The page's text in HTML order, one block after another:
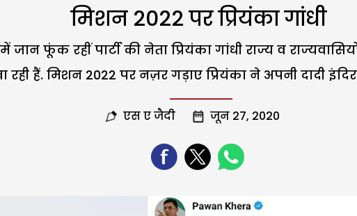
मिशन 2022 पर प्रियंका गांधी
जान फूंक रहीं पार्टी की नेता प्रियंका गांधी राज्य व
हैं. मिशन 2022 पर नज़र गड़ाए प्रियंका ने अपनी दादी
एस ए जैदी जून 27, 2020